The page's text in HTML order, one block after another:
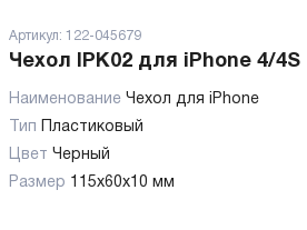
Артикул: 122-045679
Чехол IPK02 для iPhone 4/4S
Наименование Чехол для iPhone
Тип
Пластиковый
Цвет Черный
Размер 115x60x10 мм